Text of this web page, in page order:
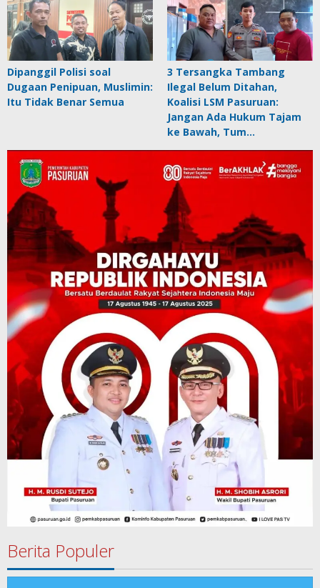
Dipanggil Polisi soal
Dugaan Penipuan, Muslimin:
Itu Tidak Benar Semua
3 Tersangka Tambang
Ilegal Belum Ditahan,
Koalisi LSM Pasuruan:
Jangan Ada Hukum Tajam
ke Bawah, Tum…
Berita Populer